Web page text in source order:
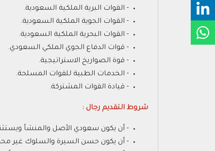
- القوات البرية الملكية السعودية.
- القوات الجوية الملكية السعودية.
- القوات البحرية الملكية السعودية.
- قوات الدفاع الجوي الملكي السعودي.
- قوة الصواريخ الاستراتيجية.
- الخدمات الطبية للقوات المسلحة.
- قيادة القوات المشتركة.
شروط التقديم رجال :
- أن يكون سعودي الأصل والمنشأ
- أن يكون حسن السيرة والسلوك غير